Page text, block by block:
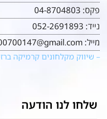
פקס: 04-8704803
נייד: 052-2691893
מייל:
– שיווק מקלחונים קרמיקה
שלחו לנו הודעה